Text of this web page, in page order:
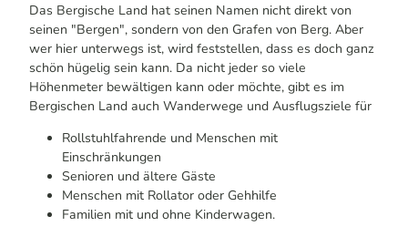
Das Bergische Land hat seinen Namen nicht direkt von
seinen "Bergen", sondern von den Grafen von Berg. Aber
wer hier unterwegs ist, wird feststellen, dass es doch ganz
schön hügelig sein kann. Da nicht jeder so viele
Höhenmeter bewältigen kann oder möchte, gibt es im
Bergischen Land auch Wanderwege und Ausflugsziele für
Rollstuhlfahrende und Menschen mit
Einschränkungen
Senioren und ältere Gäste
Menschen mit Rollator oder Gehhilfe
Familien mit und ohne Kinderwagen.